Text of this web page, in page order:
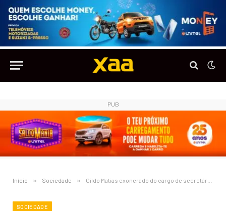
PUB
Início » Sociedade » Gildo Matias exonerado do cargo de secretário de Estado para o Ensino Secundário
SOCIEDADE